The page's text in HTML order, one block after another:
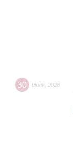
30 июля 2026